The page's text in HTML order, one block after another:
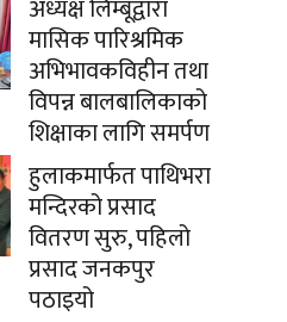
अध्यक्ष लिम्बूद्वारा
मासिक पारिश्रमिक
अभिभावकविहीन तथा
विपन्न बालबालिकाको
शिक्षाका लागि समर्पण
हुलाकमार्फत पाथिभरा
मन्दिरको प्रसाद
वितरण सुरु, पहिलो
प्रसाद जनकपुर
पठाइयो